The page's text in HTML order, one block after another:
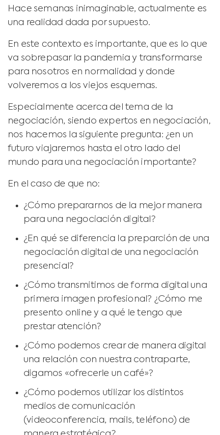
Hace semanas inimaginable, actualmente es
una realidad dada por supuesto.
En este contexto es importante, que es lo que
va sobrepasar la pandemia y transformarse
para nosotros en normalidad y donde
volveremos a los viejos esquemas.
Especialmente acerca del tema de la
negociación, siendo expertos en negociación,
nos hacemos la siguiente pregunta: ¿en un
futuro viajaremos hasta el otro lado del
mundo para una negociación importante?
En el caso de que no:
¿Cómo prepararnos de la mejor manera
para una negociación digital?
¿En qué se diferencia la preparción de una
negociación digital de una negociación
presencial?
¿Cómo transmitimos de forma digital una
primera imagen profesional? ¿Cómo me
presento online y a qué le tengo que
prestar atención?
¿Cómo podemos crear de manera digital
una relación con nuestra contraparte,
digamos «ofrecerle un café»?
¿Cómo podemos utilizar los distintos
medios de comunicación
(videoconferencia, mails, teléfono) de